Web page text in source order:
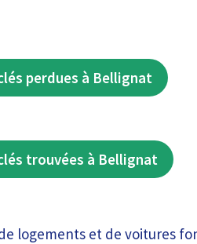
perdues à Bellignat
trouvées à Bellignat
logements et de voitures